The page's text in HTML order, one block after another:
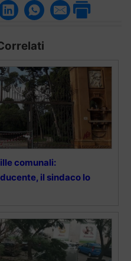
comunali:
il sindaco lo